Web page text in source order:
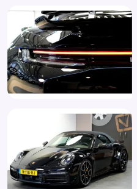
Buitenspiegel(s)
Buitenspiegels elektr. met
Buitenspiegels elektrisch
Buitenspiegels elektrisch
Buitenspiegels met
Buitenspiegels verwarmbaar
Bumpers in carrosseriekleur
Burmester® High-End
Carbon inleg interieurdelen
Centrale deurvergrendeling
Centrale vergrendeling